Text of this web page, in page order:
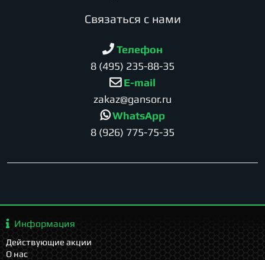
Cвязаться с нами
Телефон
8 (495) 235-88-35
E-mail
zakaz@gansor.ru
WhatsApp
8 (926) 775-75-35
Информация
Действующие акции
О нас